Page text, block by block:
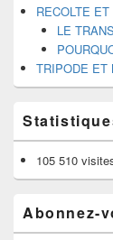
RECOLTE
LE
TRIPODE ET
105 510
Abonnez-